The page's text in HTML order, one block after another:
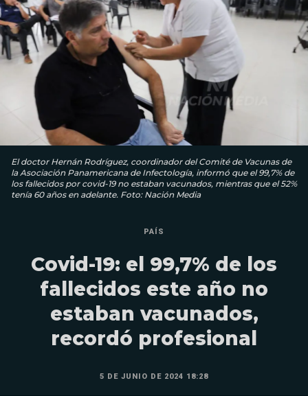
El doctor Hernán Rodríguez, coordinador del Comité de Vacunas de
la Asociación Panamericana de Infectología, informó que el 99,7% de
los fallecidos por covid-19 no estaban vacunados, mientras que el 52%
tenía 60 años en adelante. Foto: Nación Media
PAÍS
Covid-19: el 99,7% de los
fallecidos este año no
estaban vacunados,
recordó profesional
5 DE JUNIO DE 2024 18:28